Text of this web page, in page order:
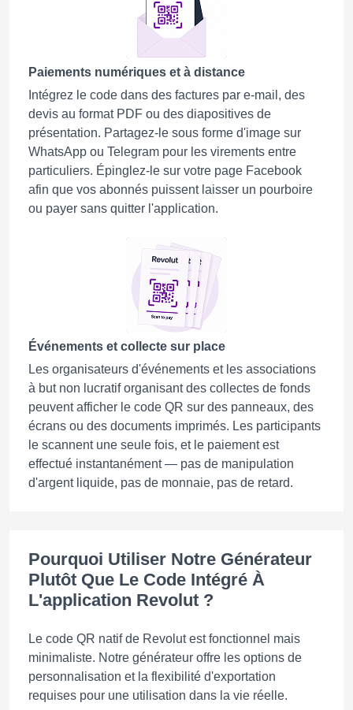
Paiements numériques et à distance
Intégrez le code dans des factures par e-mail, des
devis au format PDF ou des diapositives de
présentation. Partagez-le sous forme d'image sur
WhatsApp ou Telegram pour les virements entre
particuliers. Épinglez-le sur votre page Facebook
afin que vos abonnés puissent laisser un pourboire
ou payer sans quitter l'application.
Événements et collecte sur place
Les organisateurs d'événements et les associations
à but non lucratif organisant des collectes de fonds
peuvent afficher le code QR sur des panneaux, des
écrans ou des documents imprimés. Les participants
le scannent une seule fois, et le paiement est
effectué instantanément — pas de manipulation
d'argent liquide, pas de monnaie, pas de retard.
Pourquoi Utiliser Notre Générateur
Plutôt Que Le Code Intégré À
L'application Revolut ?
Le code QR natif de Revolut est fonctionnel mais
minimaliste. Notre générateur offre les options de
personnalisation et la flexibilité d'exportation
requises pour une utilisation dans la vie réelle.